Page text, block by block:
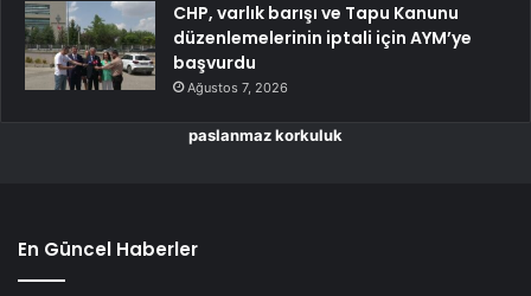
CHP, varlık barışı ve Tapu Kanunu
düzenlemelerinin iptali için AYM’ye
başvurdu
Ağustos 7, 2026
paslanmaz korkuluk
En Güncel Haberler